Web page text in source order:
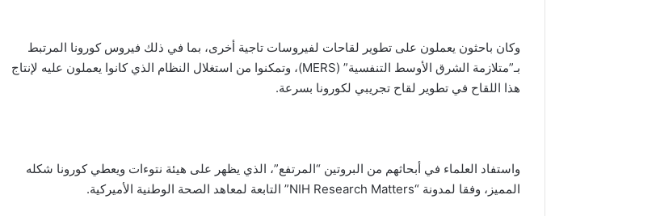
وكان باحثون يعملون على تطوير لقاحات لفيروسات تاجية أخرى، بما في ذلك فيروس كورونا المرتبط
بـ”متلازمة الشرق الأوسط التنفسية” (MERS)، وتمكنوا من استغلال النظام الذي كانوا يعملون عليه لإنتاج
هذا اللقاح في تطوير لقاح تجريبي لكورونا بسرعة.
واستفاد العلماء في أبحاثهم من البروتين “المرتفع”، الذي يظهر على هيئة نتوءات ويعطي كورونا شكله
المميز، وفقا لمدونة “NIH Research Matters” التابعة لمعاهد الصحة الوطنية الأميركية.